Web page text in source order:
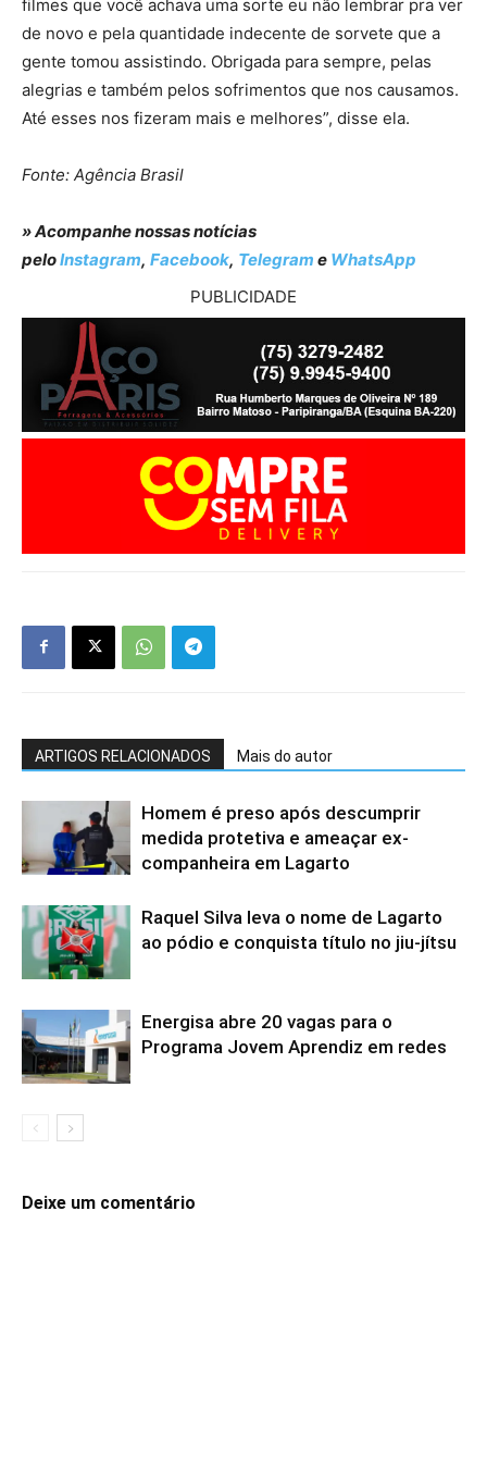
filmes que você achava uma sorte eu não lembrar pra ver
de novo e pela quantidade indecente de sorvete que a
gente tomou assistindo. Obrigada para sempre, pelas
alegrias e também pelos sofrimentos que nos causamos.
Até esses nos fizeram mais e melhores”, disse ela.
Fonte: Agência Brasil
» Acompanhe nossas notícias
peloInstagram, Facebook, Telegram e WhatsApp
PUBLICIDADE
ARTIGOS RELACIONADOS Mais do autor
Homem é preso após descumprir
medida protetiva e ameaçar ex-
companheira em Lagarto
Raquel Silva leva o nome de Lagarto
ao pódio e conquista título no jiu-jítsu
Energisa abre 20 vagas para o
Programa Jovem Aprendiz em redes
Deixe um comentário